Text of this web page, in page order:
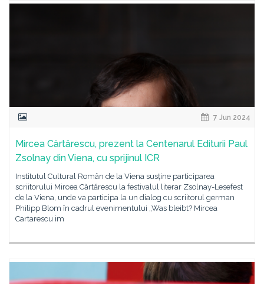
7 Jun 2024
Mircea Cărtărescu, prezent la Centenarul Editurii Paul
Zsolnay din Viena, cu sprijinul ICR
Institutul Cultural Român de la Viena susține participarea
scriitorului Mircea Cărtărescu la festivalul literar Zsolnay-Lesefest
de la Viena, unde va participa la un dialog cu scriitorul german
Philipp Blom în cadrul evenimentului „Was bleibt? Mircea
Cartarescu im